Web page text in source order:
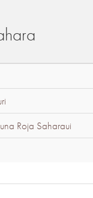
Roja Saharaui